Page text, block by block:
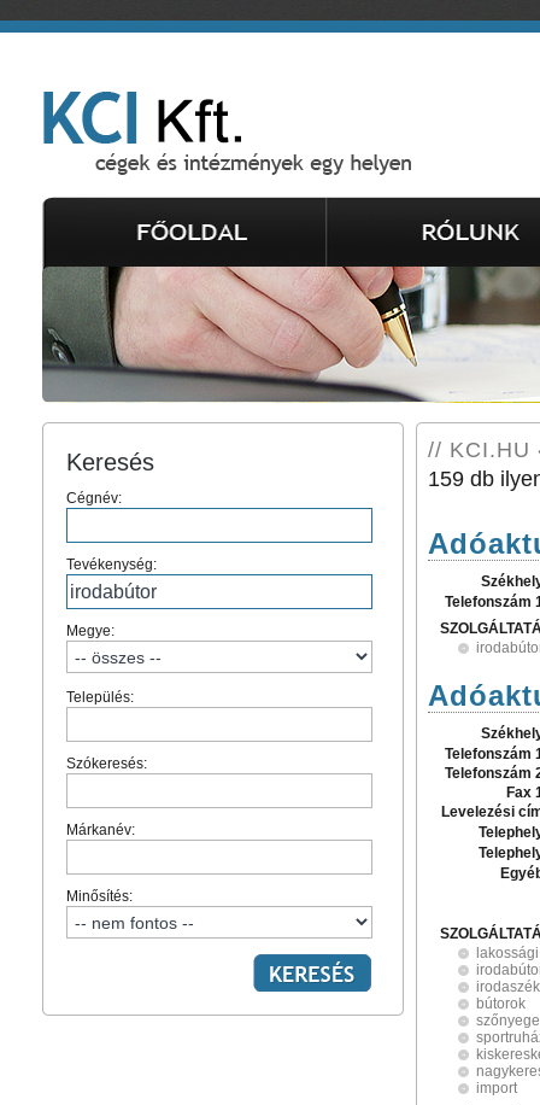
Keresés
Cégnév:
Tevékenység:
Megye:
Település:
Szókeresés:
Márkanév:
Minősítés:
// KCI.HU
159 db
Telefonszám
Telefonszám
Telefonszám
Fax
Levelezési
bútorok
import